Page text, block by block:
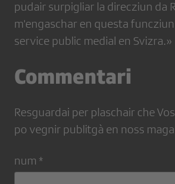
pudair surpigliar la direcziun da
m'engaschar en questa
service public medial en Svizra.»
Commentari
Resguardai per plaschair che
po vegnir publitgà en noss
num *